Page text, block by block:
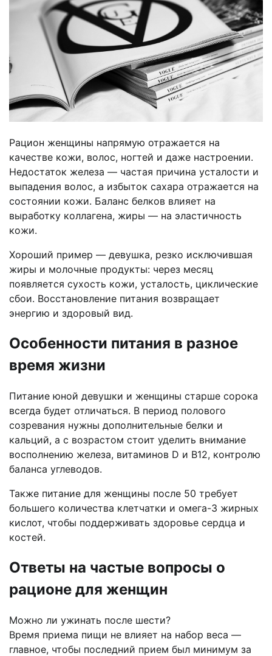
Рацион женщины напрямую отражается на
качестве кожи, волос, ногтей и даже настроении.
Недостаток железа — частая причина усталости и
выпадения волос, а избыток сахара отражается на
состоянии кожи. Баланс белков влияет на
выработку коллагена, жиры — на эластичность
кожи.
Хороший пример — девушка, резко исключившая
жиры и молочные продукты: через месяц
появляется сухость кожи, усталость, циклические
сбои. Восстановление питания возвращает
энергию и здоровый вид.
Особенности питания в разное
время жизни
Питание юной девушки и женщины старше сорока
всегда будет отличаться. В период полового
созревания нужны дополнительные белки и
кальций, а с возрастом стоит уделить внимание
восполнению железа, витаминов D и B12, контролю
баланса углеводов.
Также питание для женщины после 50 требует
большего количества клетчатки и омега-3 жирных
кислот, чтобы поддерживать здоровье сердца и
костей.
Ответы на частые вопросы о
рационе для женщин
Можно ли ужинать после шести?
Время приема пищи не влияет на набор веса —
главное, чтобы последний прием был минимум за